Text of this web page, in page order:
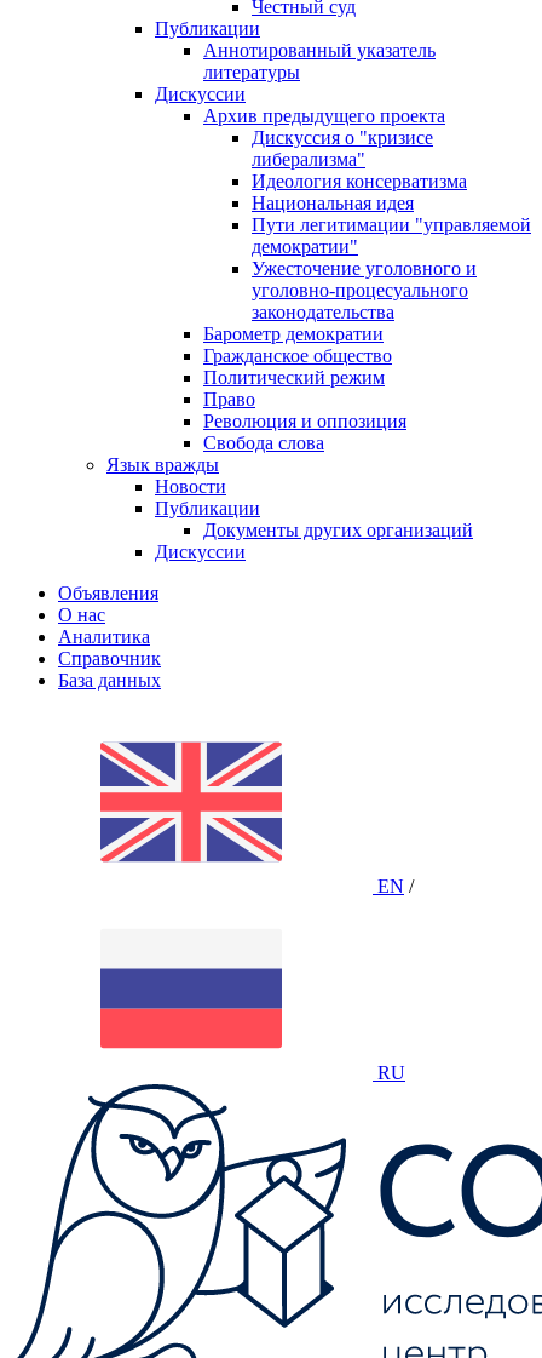
Честный суд
Публикации
Аннотированный указатель
литературы
Дискуссии
Архив предыдущего проекта
Дискуссия о "кризисе
либерализма"
Идеология консерватизма
Национальная идея
Пути легитимации "управляемой
демократии"
Ужесточение уголовного и
уголовно-процесуального
законодательства
Барометр демократии
Гражданское общество
Политический режим
Право
Революция и оппозиция
Свобода слова
Язык вражды
Новости
Публикации
Документы других организаций
Дискуссии
Объявления
О нас
Аналитика
Справочник
База данных
EN /
RU